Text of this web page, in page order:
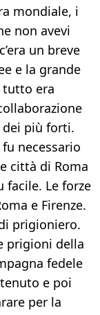
mondiale, i
non avevi
un breve
e la grande
tutto era
dei più forti.
necessario
città di Roma
facile. Le forze
e Firenze.
prigioniero.
prigioni della
fedele
e poi
per la